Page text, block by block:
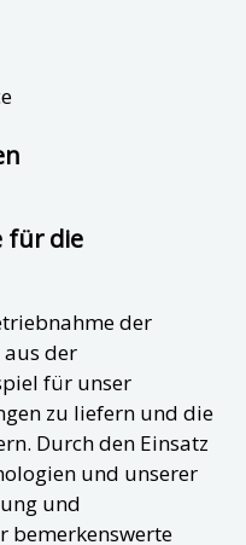
für die
der
der
für unser
zu liefern und die
Durch den Einsatz
und unserer
und
bemerkenswerte